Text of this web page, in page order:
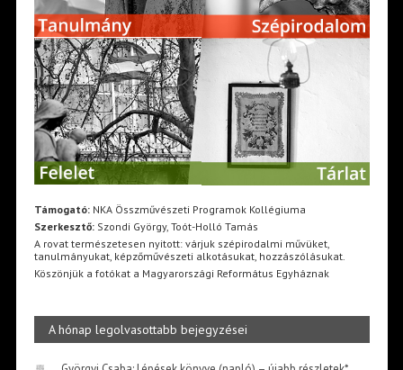
Támogató:NKA Összművészeti Programok Kollégiuma
Szerkesztő:Szondi György, Toót-Holló Tamás
A rovat természetesen nyitott: várjuk szépirodalmi művüket,
tanulmányukat, képzőművészeti alkotásukat, hozzászólásukat.
Köszönjük a fotókat a Magyarországi Református Egyháznak
A hónap legolvasottabb bejegyzései